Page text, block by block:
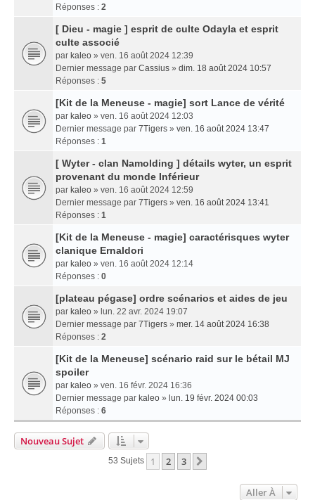
Réponses : 2
[ Dieu - magie ] esprit de culte Odayla et esprit
culte associé
par kaleo » ven. 16 août 2024 12:39
Dernier message par Cassius » dim. 18 août 2024 10:57
Réponses : 5
[Kit de la Meneuse - magie] sort Lance de vérité
par kaleo » ven. 16 août 2024 12:03
Dernier message par 7Tigers » ven. 16 août 2024 13:47
Réponses : 1
[ Wyter - clan Namolding ] détails wyter, un esprit
provenant du monde Inférieur
par kaleo » ven. 16 août 2024 12:59
Dernier message par 7Tigers » ven. 16 août 2024 13:41
Réponses : 1
[Kit de la Meneuse - magie] caractérisques wyter
clanique Ernaldori
par kaleo » ven. 16 août 2024 12:14
Réponses : 0
[plateau pégase] ordre scénarios et aides de jeu
par kaleo » lun. 22 avr. 2024 19:07
Dernier message par 7Tigers » mer. 14 août 2024 16:38
Réponses : 2
[Kit de la Meneuse] scénario raid sur le bétail MJ
spoiler
par kaleo » ven. 16 févr. 2024 16:36
Dernier message par kaleo » lun. 19 févr. 2024 00:03
Réponses : 6
Nouveau Sujet
53 Sujets 1 2 3
Aller À